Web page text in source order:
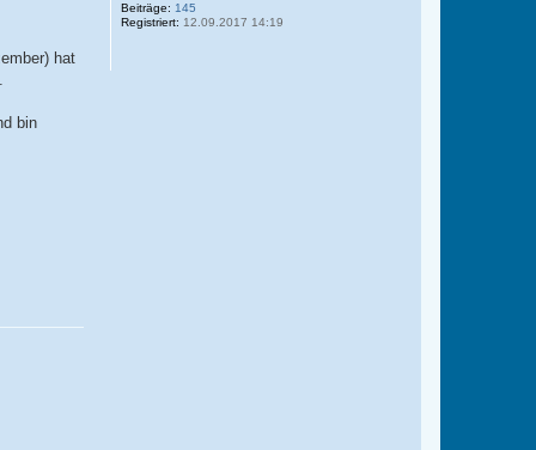
Beiträge: 145
Registriert: 12.09.2017 14:19
hat
bin